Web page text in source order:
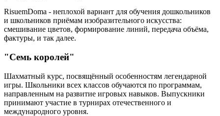
RisuemDoma - неплохой вариант для обучения дошкольников
и школьников приёмам изобразительного искусства:
смешивание цветов, формирование линий, передача объёма,
фактуры, и так далее.
"Семь королей"
Шахматный курс, посвящённый особенностям легендарной
игры. Школьники всех классов обучаются по программам,
направленным на развитие игровых навыков. Выпускники
принимают участие в турнирах отечественного и
международного уровня.